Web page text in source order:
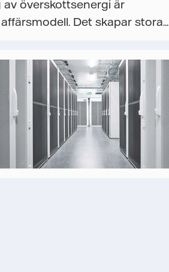
av överskottsenergi är
Det skapar stora...